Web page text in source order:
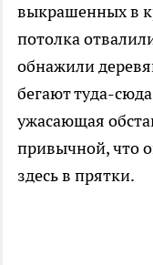
выкрашенных в
потолка
обнажили
бегают туда-
ужасающая
привычной, что
здесь в прятки.